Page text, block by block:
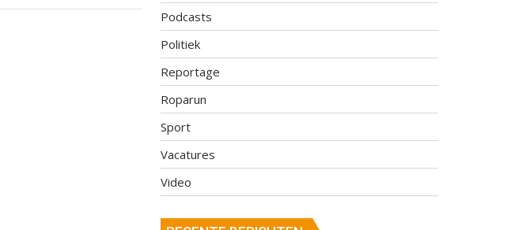
Podcasts
Politiek
Reportage
Roparun
Sport
Vacatures
Video